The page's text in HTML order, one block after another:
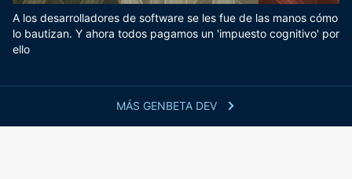
MÁS GENBETA DEV
A los desarrolladores de software se les fue de las manos cómo
lo bautizan. Y ahora todos pagamos un 'impuesto cognitivo' por
ello